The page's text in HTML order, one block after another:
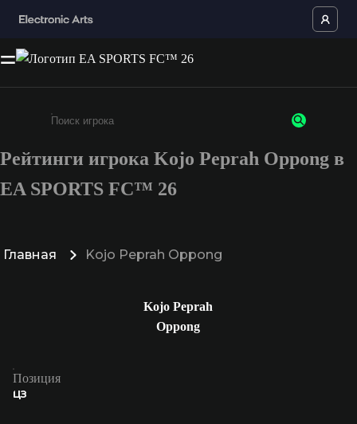
Введите не менее 3 символов или цифр
Рейтинги игрока Kojo Peprah Oppong в
EA SPORTS FC™ 26
Главная Kojo Peprah Oppong
Kojo Peprah
Oppong
Позиция
ЦЗ